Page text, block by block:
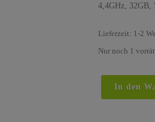
4,4GHz, 32GB,
Lieferzeit: 1-2
Nur noch 1
Lenovo
In den